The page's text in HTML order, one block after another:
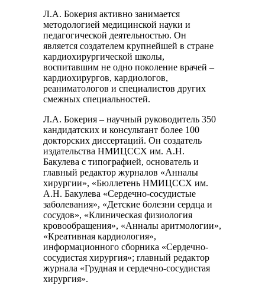
Л.А. Бокерия активно занимается
методологией медицинской науки и
педагогической деятельностью. Он
является создателем крупнейшей в стране
кардиохирургической школы,
воспитавшим не одно поколение врачей –
кардиохирургов, кардиологов,
реаниматологов и специалистов других
смежных специальностей.
Л.А. Бокерия – научный руководитель 350
кандидатских и консультант более 100
докторских диссертаций. Он создатель
издательства НМИЦССХ им. А.Н.
Бакулева с типографией, основатель и
главный редактор журналов «Анналы
хирургии», «Бюллетень НМИЦССХ им.
А.Н. Бакулева «Сердечно-сосудистые
заболевания», «Детские болезни сердца и
сосудов», «Клиническая физиология
кровообращения», «Анналы аритмологии»,
«Креативная кардиология»,
информационного сборника «Сердечно-
сосудистая хирургия»; главный редактор
журнала «Грудная и сердечно-сосудистая
хирургия».